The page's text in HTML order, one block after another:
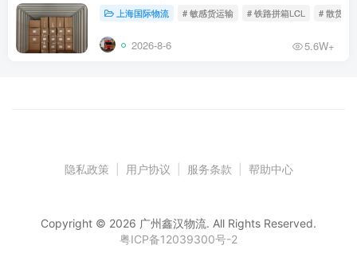
上海国际物流 # 敏感货运输 # 铁路拼箱LCL # 散货铁
2026-8-6 5.6W+
隐私政策 用户协议 服务条款 帮助中心
Copyright © 2026 广州鑫汉物流. All Rights Reserved.
粤ICP备12039300号-2